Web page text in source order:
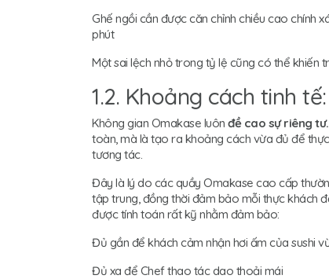
Ghế ngồi cần được căn chỉnh chiều cao chính
phút
Một sai lệch nhỏ trong tỷ lệ cũng có thể khiến
1.2. Khoảng cách tinh
Không gian Omakase luôn đề cao sự riêng tư.
toàn, mà là tạo ra khoảng cách vừa đủ để
tương tác.
Đây là lý do các quầy Omakase cao cấp
tập trung, đồng thời đảm bảo mỗi thực khách
được tính toán rất kỹ nhằm đảm bảo:
Đủ gần để khách cảm nhận hơi ấm của sushi
Đủ xa để Chef thao tác dao thoải mái